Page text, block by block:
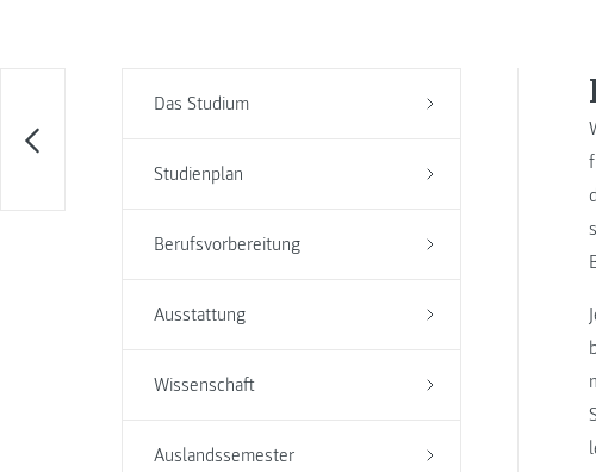
Das Studium
Studienplan
Berufsvorbereitung
Ausstattung
Wissenschaft
Auslandssemester